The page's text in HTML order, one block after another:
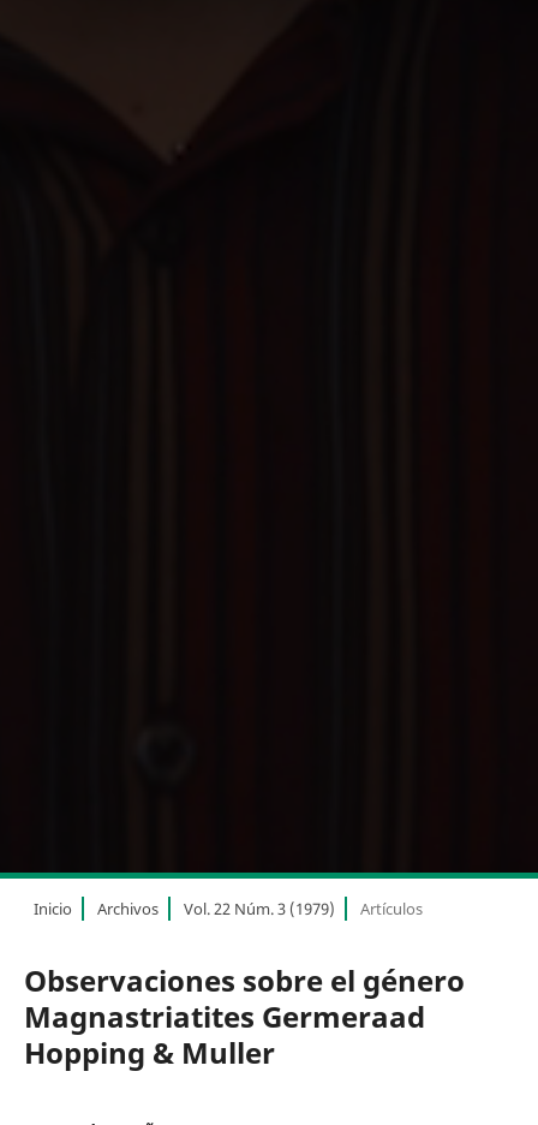
Inicio Archivos Vol. 22 Núm. 3 (1979) Artículos
Observaciones sobre el género
Magnastriatites Germeraad
Hopping & Muller